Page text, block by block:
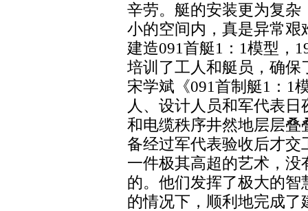
辛劳。艇的安装更为复
小的空间内，真是异常艰
建造091首艇1：1模型，
培训了工人和艇员，确
宋学斌《091首制艇1：1
人、设计人员和军代表
和电缆秩序井然地层层
备经过军代表验收后才
一件极其高超的艺术，
的。他们发挥了极大的
的情况下，顺利地完成了